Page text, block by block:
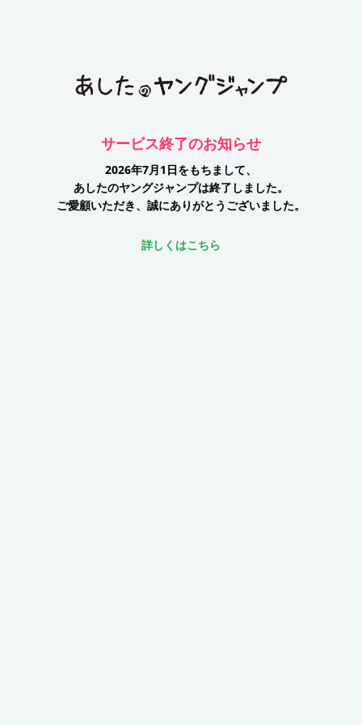
サービス終了のお知らせ
2026年7月1日をもちまして、
あしたのヤングジャンプは終了しました。
ご愛顧いただき、誠にありがとうございました。
詳しくはこちら